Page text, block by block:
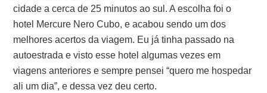
cidade a cerca de 25 minutos ao sul. A escolha foi o
hotel Mercure Nero Cubo, e acabou sendo um dos
melhores acertos da viagem. Eu já tinha passado na
autoestrada e visto esse hotel algumas vezes em
viagens anteriores e sempre pensei “quero me hospedar
ali um dia”, e dessa vez deu certo.